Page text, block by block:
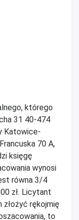
którego
31 40-474
Katowice-
70 A,
księgę
wynosi
równa 3/4
zł. Licytant
rękojmię
to